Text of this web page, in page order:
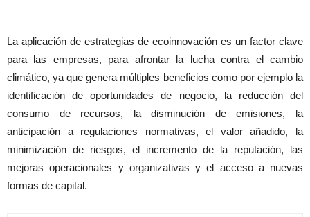
La aplicación de estrategias de ecoinnovación es un factor clave
para las empresas, para afrontar la lucha contra el cambio
climático, ya que genera múltiples beneficios como por ejemplo la
identificación de oportunidades de negocio, la reducción del
consumo de recursos, la disminución de emisiones, la
anticipación a regulaciones normativas, el valor añadido, la
minimización de riesgos, el incremento de la reputación, las
mejoras operacionales y organizativas y el acceso a nuevas
formas de capital.